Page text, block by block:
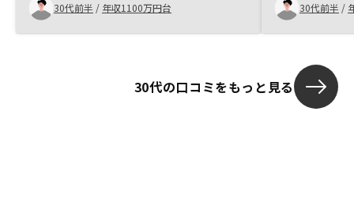
に至りました。
30代前半 / 年収1100万円台
たので、不動
約までの手続
のこと。記入
30代前半 /
30代の口コミをもっと見る